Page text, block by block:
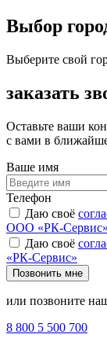
Выбор
Выберите свой
заказать
Оставьте ваши
с вами в
Ваше имя
Телефон
Даю своё
ООО «РК-Сервис»
Даю своё
«РК-Сервис»
Позвонить мне
или позвоните
8 800 5 500 700